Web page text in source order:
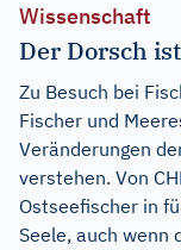
Wissenschaft
Der Dorsch
Zu Besuch bei
Fischer und
Veränderungen
verstehen. Von
Ostseefischer in
Seele, auch wenn